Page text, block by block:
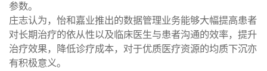
参数。
庄志认为，怡和嘉业推出的数据管理业务能够大幅提高患者
对长期治疗的依从性以及临床医生与患者沟通的效率，提升
治疗效果，降低诊疗成本，对于优质医疗资源的均质下沉亦
有积极意义。